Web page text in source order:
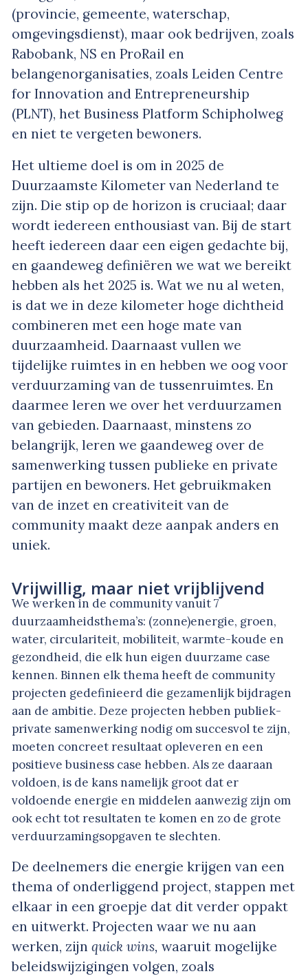
(provincie, gemeente, waterschap,
omgevingsdienst), maar ook bedrijven, zoals
Rabobank, NS en ProRail en
belangenorganisaties, zoals Leiden Centre
for Innovation and Entrepreneurship
(PLNT), het Business Platform Schipholweg
en niet te vergeten bewoners.
Het ultieme doel is om in 2025 de
Duurzaamste Kilometer van Nederland te
zijn. Die stip op de horizon is cruciaal; daar
wordt iedereen enthousiast van. Bij de start
heeft iedereen daar een eigen gedachte bij,
en gaandeweg definiëren we wat we bereikt
hebben als het 2025 is. Wat we nu al weten,
is dat we in deze kilometer hoge dichtheid
combineren met een hoge mate van
duurzaamheid. Daarnaast vullen we
tijdelijke ruimtes in en hebben we oog voor
verduurzaming van de tussenruimtes. En
daarmee leren we over het verduurzamen
van gebieden. Daarnaast, minstens zo
belangrijk, leren we gaandeweg over de
samenwerking tussen publieke en private
partijen en bewoners. Het gebruikmaken
van de inzet en creativiteit van de
community maakt deze aanpak anders en
uniek.
Vrijwillig, maar niet vrijblijvend
We werken in de community vanuit 7
duurzaamheidsthema’s: (zonne)energie, groen,
water, circulariteit, mobiliteit, warmte-koude en
gezondheid, die elk hun eigen duurzame case
kennen. Binnen elk thema heeft de community
projecten gedefinieerd die gezamenlijk bijdragen
aan de ambitie. Deze projecten hebben publiek-
private samenwerking nodig om succesvol te zijn,
moeten concreet resultaat opleveren en een
positieve business case hebben. Als ze daaraan
voldoen, is de kans namelijk groot dat er
voldoende energie en middelen aanwezig zijn om
ook echt tot resultaten te komen en zo de grote
verduurzamingsopgaven te slechten.
De deelnemers die energie krijgen van een
thema of onderliggend project, stappen met
elkaar in een groepje dat dit verder oppakt
en uitwerkt. Projecten waar we nu aan
werken, zijn quick wins, waaruit mogelijke
beleidswijzigingen volgen, zoals